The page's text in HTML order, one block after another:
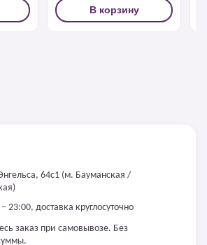
В корзину
64с1 (м. Бауманская /
23:00, доставка круглосуточно
заказ при самовывозе. Без